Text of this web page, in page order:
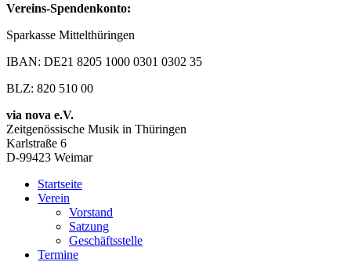
Vereins-Spendenkonto:
Sparkasse Mittelthüringen
IBAN: DE21 8205 1000 0301 0302 35
BLZ: 820 510 00
via nova e.V.
Zeitgenössische Musik in Thüringen
Karlstraße 6
D-99423 Weimar
Startseite
Verein
Vorstand
Satzung
Geschäftsstelle
Termine